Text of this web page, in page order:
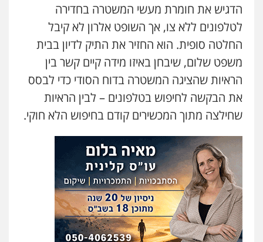
הדגיש את חומרת מעשי המשטרה בחדירה
לטלפונים ללא צו, אך השופט אלרון לא קיבל
החלטה סופית. הוא החזיר את התיק לדיון בבית
משפט שלום, שיבחן באיזו מידה קיים קשר בין
הראיות שהציגה המשטרה בדוח הסודי כדי לבסס
את הבקשה לחיפוש בטלפונים – לבין הראיות
שחילצה מתוך המכשירים קודם בחיפוש הלא חוקי.